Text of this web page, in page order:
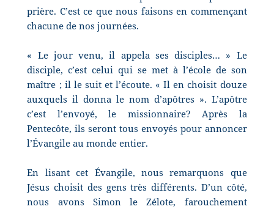
prière. C’est ce que nous faisons en commençant
chacune de nos journées.
« Le jour venu, il appela ses disciples… » Le
disciple, c’est celui qui se met à l’école de son
maître ; il le suit et l’écoute. « Il en choisit douze
auxquels il donna le nom d’apôtres ». L’apôtre
c’est l’envoyé, le missionnaire? Après la
Pentecôte, ils seront tous envoyés pour annoncer
l’Évangile au monde entier.
En lisant cet Évangile, nous remarquons que
Jésus choisit des gens très différents. D’un côté,
nous avons Simon le Zélote, farouchement